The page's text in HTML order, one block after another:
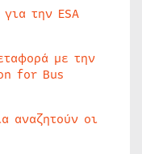
την ESA
με την
for Bus
αναζητούν οι